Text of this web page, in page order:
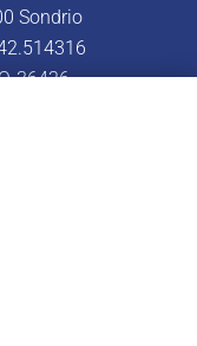
Sondrio
36426